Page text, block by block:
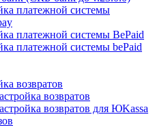
платежной системы
платежной системы BePaid
платежной системы bePaid
возвратов
возвратов
возвратов для ЮKassa